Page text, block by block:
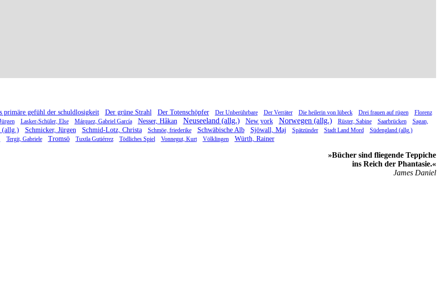
primäre gefühl der schuldlosigkeit Der grüne Strahl Der Totenschöpfer Der Unberührbare Der Verräter Die heilerin von lübeck Drei frauen auf rügen
Florenz
Lasker-Schüler, Else Márquez, Gabriel García Nesser, Håkan Neuseeland (allg.) New york Norwegen (allg.) Rüster, Sabine Saarbrücken Sagan,
(allg.) Schmicker, Jürgen Schmid-Lotz, Christa Schmöe, friederike Schwäbische Alb Sjöwall, Maj Spätzünder Stadt Land Mord Südengland (allg.)
Tergit, Gabriele Tromsö Tuxtla Gutiérrez Tödliches Spiel Vonnegut, Kurt Völklingen Würth, Rainer
»Bücher sind fliegende Teppiche
ins Reich der Phantasie.«
James Daniel